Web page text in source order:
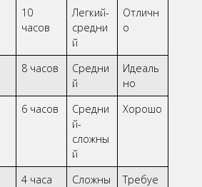
10
часов
Легкий-
средни
й
Отличн
о
8 часов
Средни
й
Идеаль
но
6 часов
Средни
й-
сложны
й
Хорошо
4 часа
Сложны
Требуе